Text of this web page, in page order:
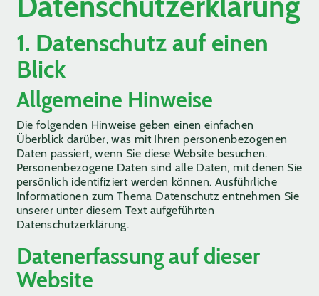
1. Datenschutz auf einen
Blick
Allgemeine Hinweise
Die folgenden Hinweise geben einen einfachen
Überblick darüber, was mit Ihren personenbezogenen
Daten passiert, wenn Sie diese Website besuchen.
Personenbezogene Daten sind alle Daten, mit denen Sie
persönlich identifiziert werden können. Ausführliche
Informationen zum Thema Datenschutz entnehmen Sie
unserer unter diesem Text aufgeführten
Datenschutzerklärung.
Datenerfassung auf dieser
Website